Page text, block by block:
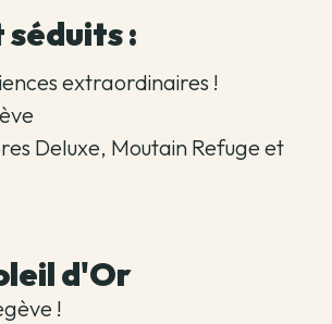
séduits :
extraordinaires !
Deluxe, Moutain Refuge et
d'Or
!